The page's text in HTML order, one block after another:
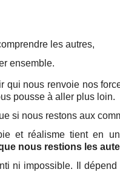
les autres,
ensemble.
qui nous renvoie nos
pousse à aller plus loin.
si nous restons aux
et réalisme tient en
nous restions les
ni impossible. Il